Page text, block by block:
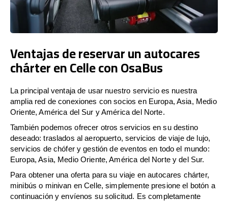
Ventajas de reservar un autocares
chárter en Celle con OsaBus
La principal ventaja de usar nuestro servicio es nuestra
amplia red de conexiones con socios en Europa, Asia, Medio
Oriente, América del Sur y América del Norte.
También podemos ofrecer otros servicios en su destino
deseado: traslados al aeropuerto, servicios de viaje de lujo,
servicios de chófer y gestión de eventos en todo el mundo:
Europa, Asia, Medio Oriente, América del Norte y del Sur.
Para obtener una oferta para su viaje en autocares chárter,
minibús o minivan en Celle, simplemente presione el botón a
continuación y envíenos su solicitud. Es completamente